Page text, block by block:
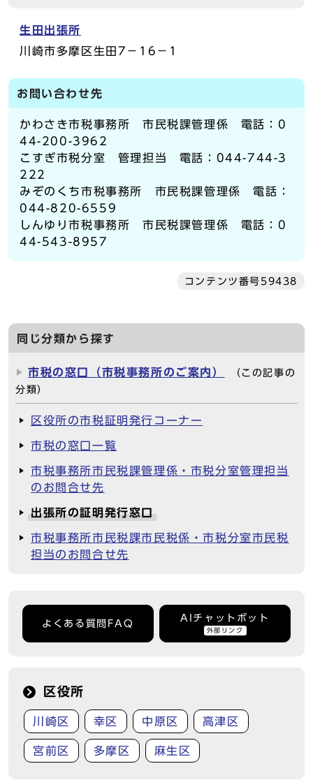
生田出張所
川崎市多摩区生田7－16－1
お問い合わせ先
かわさき市税事務所 市民税課管理係 電話：0
44-200-3962
こすぎ市税分室 管理担当 電話：044-744-3
222
みぞのくち市税事務所 市民税課管理係 電話：
044-820-6559
しんゆり市税事務所 市民税課管理係 電話：0
44-543-8957
コンテンツ番号59438
同じ分類から探す
市税の窓口（市税事務所のご案内）
（この記事の
分類）
区役所の市税証明発行コーナー
市税の窓口一覧
市税事務所市民税課管理係・市税分室管理担当
のお問合せ先
出張所の証明発行窓口
市税事務所市民税課市民税係・市税分室市民税
担当のお問合せ先
よくある質問FAQ
AIチャットボット
外部リンク
区役所
川崎区 幸区 中原区 高津区
宮前区 多摩区 麻生区